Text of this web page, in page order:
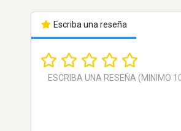
Escriba una reseña